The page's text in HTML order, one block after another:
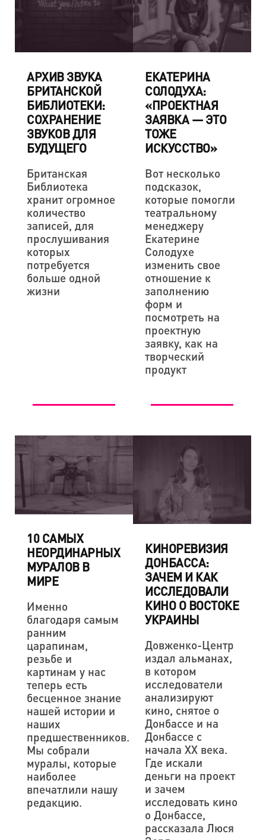
АРХИВ ЗВУКА
БРИТАНСКОЙ
БИБЛИОТЕКИ:
СОХРАНЕНИЕ
ЗВУКОВ ДЛЯ
БУДУЩЕГО
Британская
Библиотека
хранит огромное
количество
записей, для
прослушивания
которых
потребуется
больше одной
жизни
ЕКАТЕРИНА
СОЛОДУХА:
«ПРОЕКТНАЯ
ЗАЯВКА — ЭТО
ТОЖЕ
ИСКУССТВО»
Вот несколько
подсказок,
которые помогли
театральному
менеджеру
Екатерине
Солодухе
изменить свое
отношение к
заполнению
форм и
посмотреть на
проектную
заявку, как на
творческий
продукт
10 САМЫХ
НЕОРДИНАРНЫХ
МУРАЛОВ В
МИРЕ
Именно
благодаря самым
ранним
царапинам,
резьбе и
картинам у нас
теперь есть
бесценное знание
нашей истории и
наших
предшественников.
Мы собрали
муралы, которые
наиболее
впечатлили нашу
редакцию.
КИНОРЕВИЗИЯ
ДОНБАССА:
ЗАЧЕМ И КАК
ИССЛЕДОВАЛИ
КИНО О ВОСТОКЕ
УКРАИНЫ
Довженко-Центр
издал альманах,
в котором
исследователи
анализируют
кино, снятое о
Донбассе и на
Донбассе с
начала XX века.
Где искали
деньги на проект
и зачем
исследовать кино
о Донбассе,
рассказала Люся